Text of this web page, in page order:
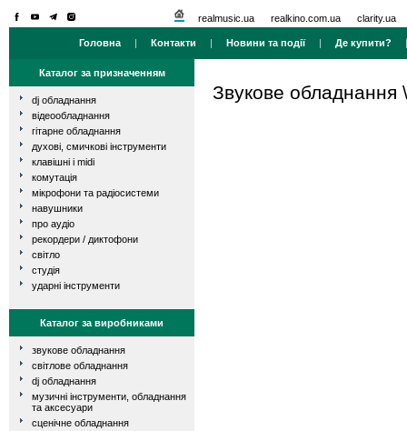
realmusic.ua realkino.com.ua clarity.ua
Головна | Контакти | Новини та події| Де купити?
Каталог за призначенням
dj обладнання
відеообладнання
гітарне обладнання
духові, смичкові інструменти
клавішні і midi
комутація
мікрофони та радіосистеми
навушники
про аудіо
рекордери / диктофони
світло
студія
ударні інструменти
Каталог за виробниками
звукове обладнання
світлове обладнання
dj обладнання
музичні інструменти, обладнання
та аксесуари
сценічне обладнання
Звукове обладнання